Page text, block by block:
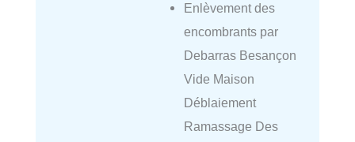
Enlèvement des
encombrants par
Debarras Besançon
Vide Maison
Déblaiement
Ramassage Des